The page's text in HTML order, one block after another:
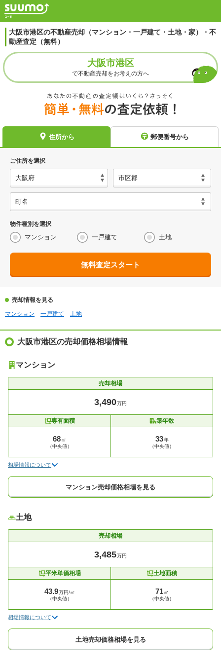
大阪市港区の不動産売却（マンション・一戸建て・土地・家）・不
動産査定（無料）
大阪市港区
で不動産売却をお考えの方へ
住所から 郵便番号から
ご住所を選択
物件種別を選択
マンション 一戸建て 土地
無料査定スタート
売却情報を見る
マンション
一戸建て 土地
大阪市港区の売却価格相場情報
マンション
売却相場
3,490万円
専有面積
68㎡
（中央値）
築年数
33年
（中央値）
相場情報について
マンション売却価格相場を見る
土地
売却相場
3,485万円
平米単価相場
43.9万円/㎡
（中央値）
土地面積
71 ㎡
（中央値）
相場情報について
土地売却価格相場を見る